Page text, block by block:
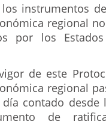
instrumentos
regional
por los
de este
regional
contado desde
de